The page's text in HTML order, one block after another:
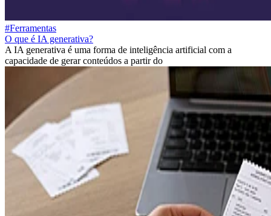
#Ferramentas
O que é IA generativa?
A IA generativa é uma forma de inteligência artificial com a
capacidade de gerar conteúdos a partir do